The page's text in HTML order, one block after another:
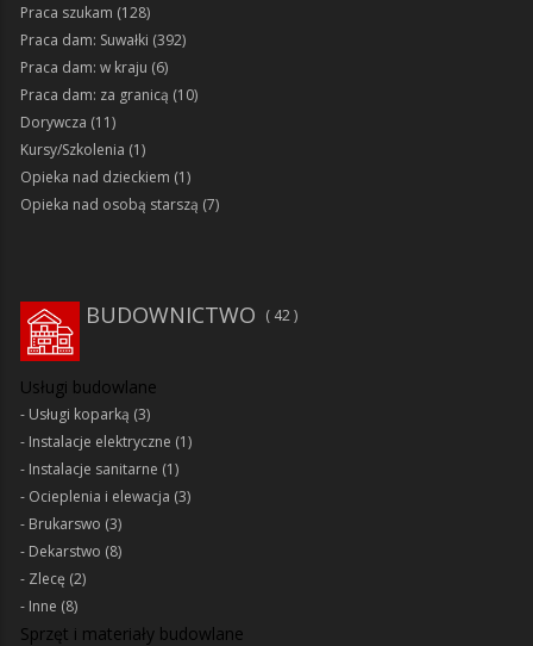
Praca szukam (128)
Praca dam: Suwałki (392)
Praca dam: w kraju (6)
Praca dam: za granicą (10)
Dorywcza (11)
Kursy/Szkolenia (1)
Opieka nad dzieckiem (1)
Opieka nad osobą starszą (7)
BUDOWNICTWO 42
Usługi budowlane
Usługi koparką (3)
Instalacje elektryczne (1)
Instalacje sanitarne (1)
Ocieplenia i elewacja (3)
Brukarswo (3)
Dekarstwo (8)
Zlecę (2)
Inne (8)
Sprzęt i materiały budowlane